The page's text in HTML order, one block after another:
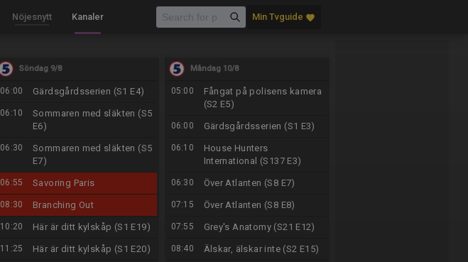
Nöjesnytt Kanaler Min Tvguide favorite
Söndag 9/8
06:00 Gärdsgårdsserien (S1 E4)
06:10
Sommaren med släkten (S5
E6)
06:30
Sommaren med släkten (S5
E7)
06:55 Savoring Paris
08:30 Branching Out
10:20 Här är ditt kylskåp (S1 E19)
11:25 Här är ditt kylskåp (S1 E20)
Måndag 10/8
05:00
Fångat på polisens kamera
(S2 E5)
06:00 Gärdsgårdsserien (S1 E3)
06:10
House Hunters
International (S137 E3)
06:30 Över Atlanten (S8 E7)
07:15 Över Atlanten (S8 E8)
07:55 Grey's Anatomy (S21 E12)
08:40 Älskar, älskar inte (S2 E15)